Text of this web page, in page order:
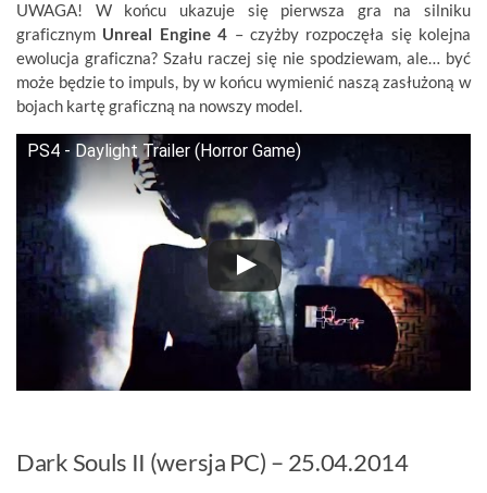
UWAGA! W końcu ukazuje się pierwsza gra na silniku
graficznym Unreal Engine 4 – czyżby rozpoczęła się kolejna
ewolucja graficzna? Szału raczej się nie spodziewam, ale… być
może będzie to impuls, by w końcu wymienić naszą zasłużoną w
bojach kartę graficzną na nowszy model.
PS4 - Daylight Trailer (Horror Game)
Dark Souls II (wersja PC) – 25.04.2014